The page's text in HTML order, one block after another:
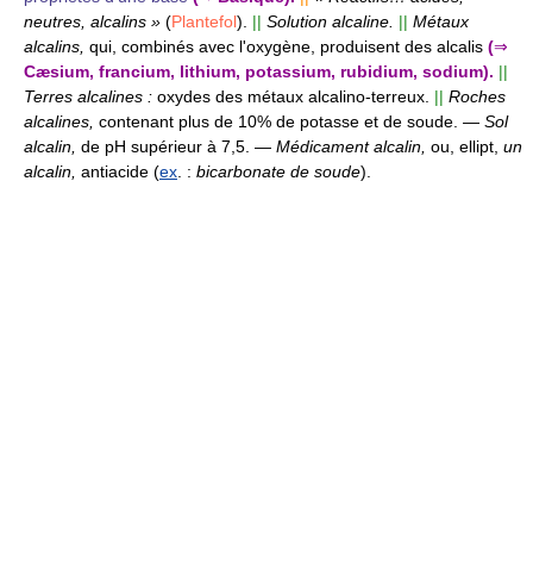
neutres, alcalins » (Plantefol). || Solution alcaline. || Métaux
alcalins, qui, combinés avec l'oxygène, produisent des alcalis (⇒
Cæsium, francium, lithium, potassium, rubidium, sodium). ||
Terres alcalines : oxydes des métaux alcalino-terreux. || Roches
alcalines, contenant plus de 10% de potasse et de soude. — Sol
alcalin, de pH supérieur à 7,5. — Médicament alcalin, ou, ellipt, un
alcalin, antiacide (ex . : bicarbonate de soude).